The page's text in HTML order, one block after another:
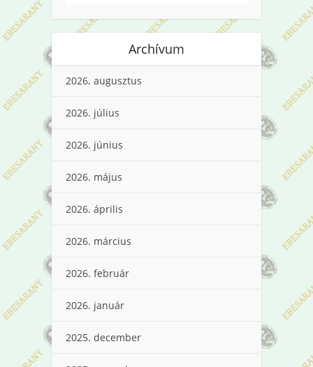
Archívum
2026. augusztus
2026. július
2026. június
2026. május
2026. április
2026. március
2026. február
2026. január
2025. december